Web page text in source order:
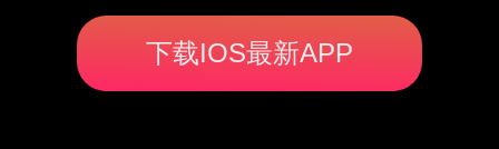
下载IOS最新APP